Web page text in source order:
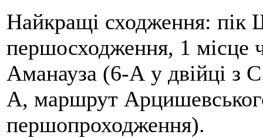
Найкращі сходження: пік
першосходження, 1 місце
Аманауза (6-А у двійці з
А, маршрут
першопроходження).